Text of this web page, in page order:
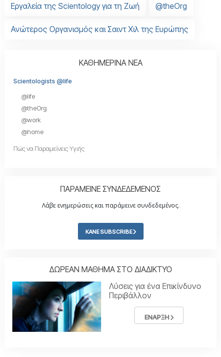
Εργαλεία της Scientology για τη Ζωή @theOrg
Ανώτερος Οργανισμός και Σαιντ Χιλ της Ευρώπης
ΚΑΘΗΜΕΡΙΝΑ ΝΕΑ
Scientologists @life
@life
@theOrg
@work
@home
Πώς να Παραμείνεις Υγιής
ΠΑΡΑΜΕΙΝΕ ΣΥΝΔΕΔΕΜΕΝΟΣ
Λάβε ενημερώσεις και παράμεινε συνδεδεμένος.
ΚΑΝΕ SUBSCRIBE
ΔΩΡΕΑΝ ΜΑΘΗΜΑ ΣΤΟ ΔΙΑΔΙΚΤΥΟ
Λύσεις για ένα Επικίνδυνο
Περιβάλλον
ΕΝΑΡΞΗ